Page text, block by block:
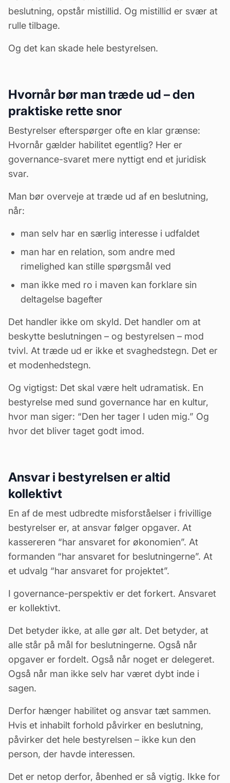
beslutning, opstår mistillid. Og mistillid er svær at
rulle tilbage.
Og det kan skade hele bestyrelsen.
Hvornår bør man træde ud – den
praktiske rette snor
Bestyrelser efterspørger ofte en klar grænse:
Hvornår gælder habilitet egentlig? Her er
governance-svaret mere nyttigt end et juridisk
svar.
Man bør overveje at træde ud af en beslutning,
når:
man selv har en særlig interesse i udfaldet
man har en relation, som andre med
rimelighed kan stille spørgsmål ved
man ikke med ro i maven kan forklare sin
deltagelse bagefter
Det handler ikke om skyld. Det handler om at
beskytte beslutningen – og bestyrelsen – mod
tvivl. At træde ud er ikke et svaghedstegn. Det er
et modenhedstegn.
Og vigtigst: Det skal være helt udramatisk. En
bestyrelse med sund governance har en kultur,
hvor man siger: “Den her tager I uden mig.” Og
hvor det bliver taget godt imod.
Ansvar i bestyrelsen er altid
kollektivt
En af de mest udbredte misforståelser i frivillige
bestyrelser er, at ansvar følger opgaver. At
kassereren “har ansvaret for økonomien”. At
formanden “har ansvaret for beslutningerne”. At
et udvalg “har ansvaret for projektet”.
I governance-perspektiv er det forkert. Ansvaret
er kollektivt.
Det betyder ikke, at alle gør alt. Det betyder, at
alle står på mål for beslutningerne. Også når
opgaver er fordelt. Også når noget er delegeret.
Også når man ikke selv har været dybt inde i
sagen.
Derfor hænger habilitet og ansvar tæt sammen.
Hvis et inhabilt forhold påvirker en beslutning,
påvirker det hele bestyrelsen – ikke kun den
person, der havde interessen.
Det er netop derfor, åbenhed er så vigtig. Ikke for